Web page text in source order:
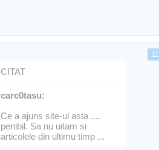
11
CITAT
carc0tasu:
Ce a ajuns site-ul asta ....
penibil. Sa nu uitam si
articolele din ultimu timp ...